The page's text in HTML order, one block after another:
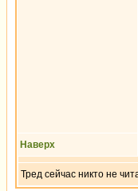
Наверх
Тред сейчас никто не